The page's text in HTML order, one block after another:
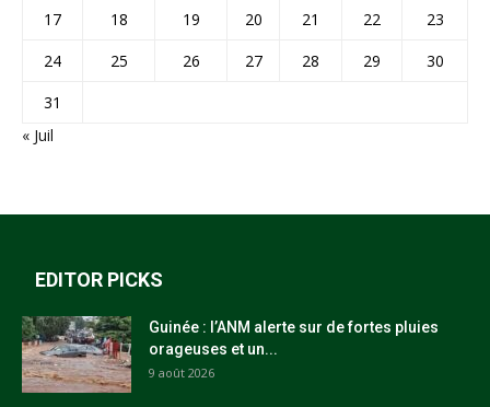
17
18 19 20 21 22
23
24
25 26 27 28 29
30
31
« Juil
EDITOR PICKS
Guinée : l’ANM alerte sur de fortes pluies
orageuses et un...
9 août 2026